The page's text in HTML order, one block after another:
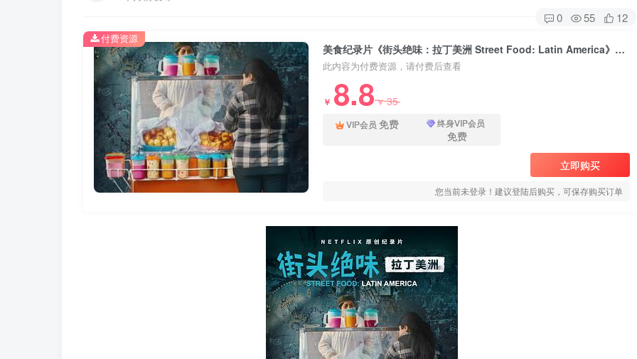
0 55 12
美食纪录片《街头绝味：拉丁美洲 Street Food: Latin America》下载
此内容为付费资源，请付费后查看
￥ 8.8￥35
VIP会员 免费 终身VIP会员
免费
立即购买
您当前未登录！建议登陆后购买，可保存购买订单
付费资源